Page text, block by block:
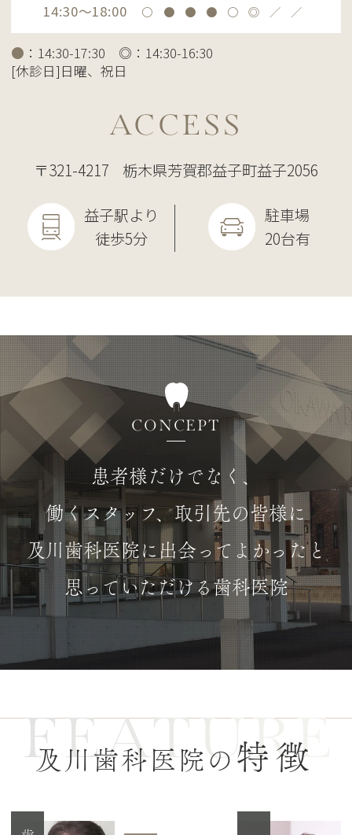
の期間、年末年始のお休みを頂きます。
また、12月29日(月)は午前のみの診察とな
ります。
ご不便をおかけいたしますが、ご理解のほ
14:30～18:00 〇 ● ● ● 〇 ◎ ／ ／
● ：14:30-17:30 ◎：14:30-16:30
[休診日]日曜、祝日
ACCESS
〒321-4217 栃木県芳賀郡益子町益子2056
益子駅より
徒歩5分
駐車場
20台有
CONCEPT
患者様だけでなく、
働くスタッフ、取引先の皆様に
及川歯科医院に出会ってよかったと
思っていただける歯科医院
FEATURE
及川歯科医院の 特徴